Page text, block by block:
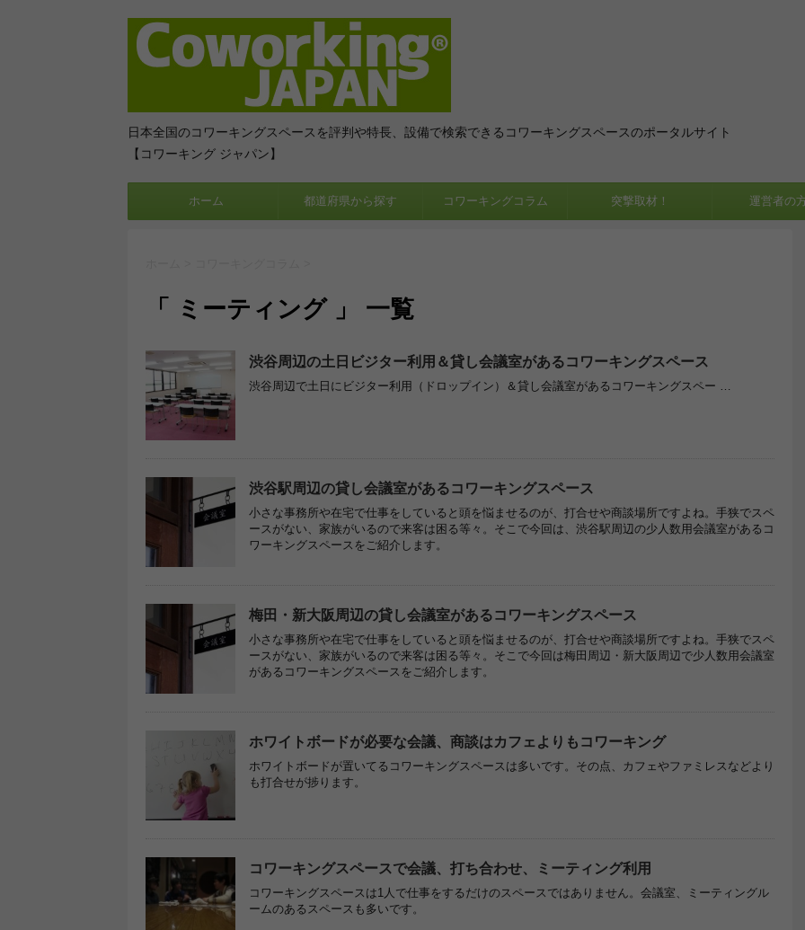
日本全国のコワーキングスペースを評判や特長、設備で検索できるコワーキングスペースのポータルサイト
【コワーキング ジャパン】
ホーム 都道府県から探す コワーキングコラム 突撃取材！ 運営者の
「 ミーティング 」 一覧
渋谷周辺の土日ビジター利用＆貸し会議室があるコワーキングスペース
渋谷周辺で土日にビジター利用（ドロップイン）＆貸し会議室があるコワーキングスペー …
渋谷駅周辺の貸し会議室があるコワーキングスペース
小さな事務所や在宅で仕事をしていると頭を悩ませるのが、打合せや商談場所ですよね。手狭でスペ
ースがない、家族がいるので来客は困る等々。そこで今回は、渋谷駅周辺の少人数用会議室があるコ
ワーキングスペースをご紹介します。
梅田・新大阪周辺の貸し会議室があるコワーキングスペース
小さな事務所や在宅で仕事をしていると頭を悩ませるのが、打合せや商談場所ですよね。手狭でスペ
ースがない、家族がいるので来客は困る等々。そこで今回は梅田周辺・新大阪周辺で少人数用会議室
があるコワーキングスペースをご紹介します。
ホワイトボードが必要な会議、商談はカフェよりもコワーキング
ホワイトボードが置いてるコワーキングスペースは多いです。その点、カフェやファミレスなどより
も打合せが捗ります。
コワーキングスペースで会議、打ち合わせ、ミーティング利用
コワーキングスペースは1人で仕事をするだけのスペースではありません。会議室、ミーティングル
ームのあるスペースも多いです。